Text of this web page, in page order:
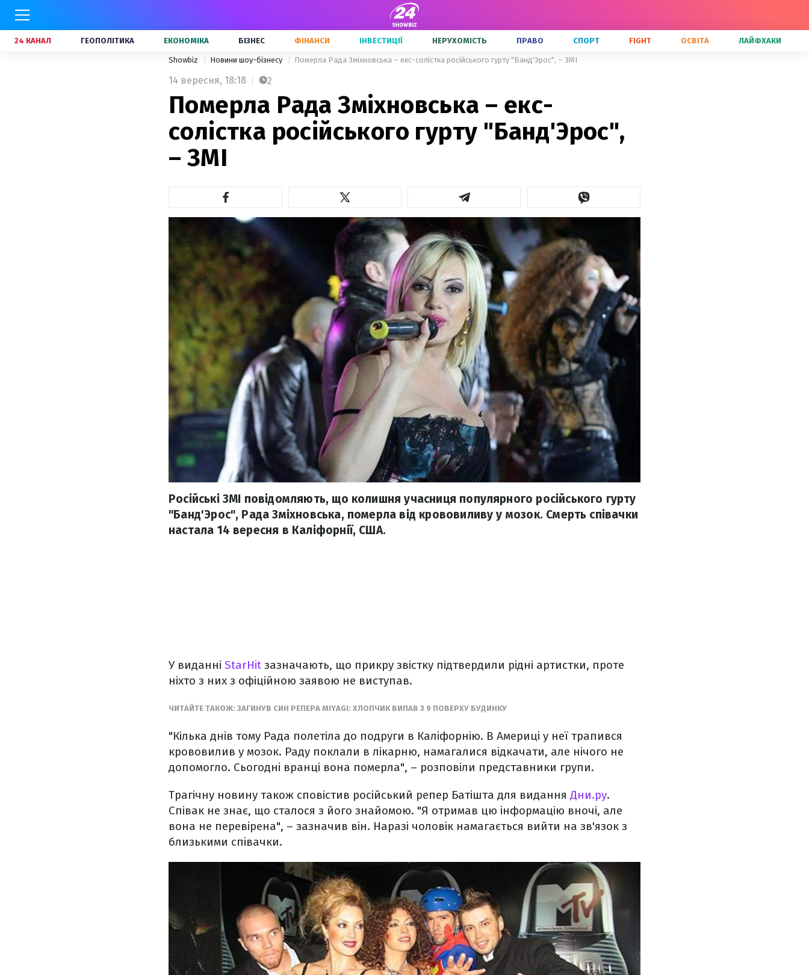
24 КАНАЛ ГЕОПОЛІТИКА ЕКОНОМІКА БІЗНЕС ФІНАНСИ ІНВЕСТИЦІЇ НЕРУХОМІСТЬ ПРАВО СПОРТ FIGHT ОСВІТА ЛАЙФХАКИ
Showbiz Новини шоу-бізнесу Померла Рада Зміхновська – екс-солістка російського гурту "Банд'Эрос", – ЗМІ
14 вересня, 18:18 2
Померла Рада Зміхновська – екс-
солістка російського гурту "Банд'Эрос",
– ЗМІ
Російські ЗМІ повідомляють, що колишня учасниця популярного російського гурту
"Банд'Эрос", Рада Зміхновська, померла від крововиливу у мозок. Смерть співачки
настала 14 вересня в Каліфорнії, США.
У виданні StarHit зазначають, що прикру звістку підтвердили рідні артистки, проте
ніхто з них з офіційною заявою не виступав.
ЧИТАЙТЕ ТАКОЖ: ЗАГИНУВ СИН РЕПЕРА MIYAGI: ХЛОПЧИК ВИПАВ З 9 ПОВЕРХУ БУДИНКУ
"Кілька днів тому Рада полетіла до подруги в Каліфорнію. В Америці у неї трапився
крововилив у мозок. Раду поклали в лікарню, намагалися відкачати, але нічого не
допомогло. Сьогодні вранці вона померла", – розповіли представники групи.
Трагічну новину також сповістив російський репер Батішта для видання Дни.ру.
Співак не знає, що сталося з його знайомою. "Я отримав цю інформацію вночі, але
вона не перевірена", – зазначив він. Наразі чоловік намагається вийти на зв'язок з
близькими співачки.